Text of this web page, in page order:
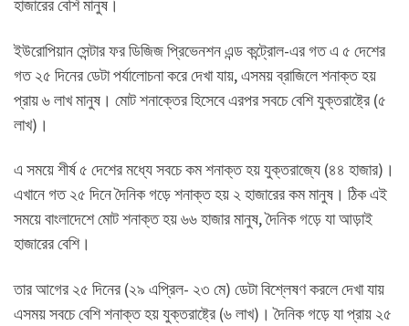
হাজারের বেশি মানুষ।
ইউরোপিয়ান সেন্টার ফর ডিজিজ প্রিভেনশন এন্ড কন্ট্রোল-এর গত এ ৫ দেশের
গত ২৫ দিনের ডেটা পর্যালোচনা করে দেখা যায়, এসময় ব্রাজিলে শনাক্ত হয়
প্রায় ৬ লাখ মানুষ। মোট শনাক্তের হিসেবে এরপর সবচে বেশি যুক্তরাষ্ট্রে (৫
লাখ)।
এ সময়ে শীর্ষ ৫ দেশের মধ্যে সবচে কম শনাক্ত হয় যুক্তরাজ্যে (৪৪ হাজার)।
এখানে গত ২৫ দিনে দৈনিক গড়ে শনাক্ত হয় ২ হাজারের কম মানুষ। ঠিক এই
সময়ে বাংলাদেশে মোট শনাক্ত হয় ৬৬ হাজার মানুষ, দৈনিক গড়ে যা আড়াই
হাজারের বেশি।
তার আগের ২৫ দিনের (২৯ এপ্রিল- ২৩ মে) ডেটা বিশ্লেষণ করলে দেখা যায়
এসময় সবচে বেশি শনাক্ত হয় যুক্তরাষ্ট্রে (৬ লাখ)। দৈনিক গড়ে যা প্রায় ২৫